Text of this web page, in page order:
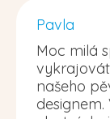
Pavla
Moc milá
našeho